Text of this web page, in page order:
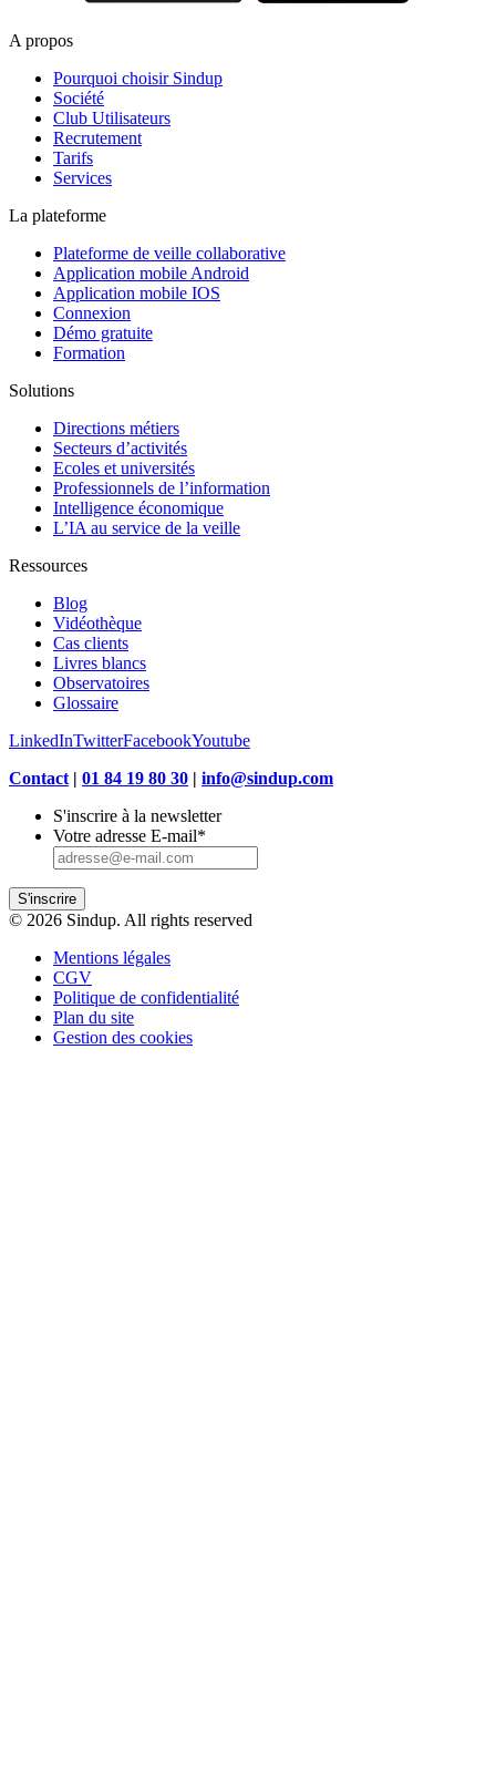
A propos
Pourquoi choisir Sindup
Société
Club Utilisateurs
Recrutement
Tarifs
Services
La plateforme
Plateforme de veille collaborative
Application mobile Android
Application mobile IOS
Connexion
Démo gratuite
Formation
Solutions
Directions métiers
Secteurs d’activités
Ecoles et universités
Professionnels de l’information
Intelligence économique
L’IA au service de la veille
Ressources
Blog
Vidéothèque
Cas clients
Livres blancs
Observatoires
Glossaire
LinkedInTwitterFacebookYoutube
Contact | 01 84 19 80 30 | info@sindup.com
S'inscrire à la newsletter
Votre adresse E-mail*
S'inscrire
© 2026 Sindup. All rights reserved
Mentions légales
CGV
Politique de confidentialité
Plan du site
Gestion des cookies